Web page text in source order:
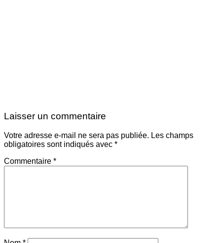
Laisser un commentaire
Votre adresse e-mail ne sera pas publiée. Les champs
obligatoires sont indiqués avec *
Commentaire *